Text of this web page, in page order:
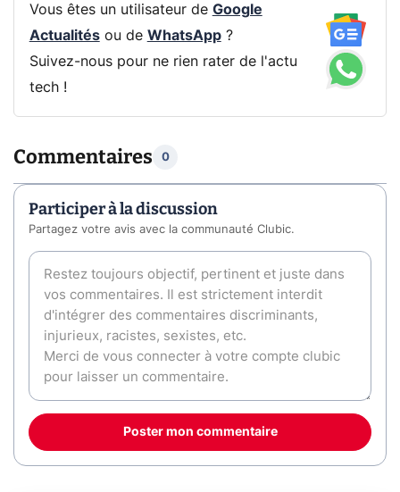
Vous êtes un utilisateur de Google
Actualitésou de WhatsApp?
Suivez-nous pour ne rien rater de l'actu
tech !
Commentaires 0
Participer à la discussion
Partagez votre avis avec la communauté Clubic.
Poster mon commentaire